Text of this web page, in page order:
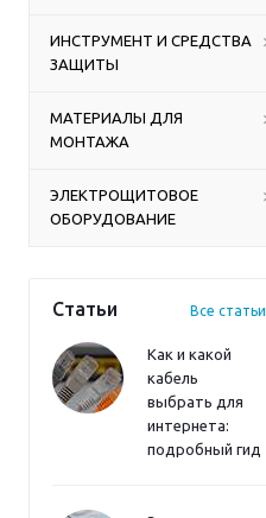
ИНСТРУМЕНТ И СРЕДСТВА
ЗАЩИТЫ
МАТЕРИАЛЫ ДЛЯ
МОНТАЖА
ЭЛЕКТРОЩИТОВОЕ
ОБОРУДОВАНИЕ
Статьи Все статьи
Как и какой
кабель
выбрать для
интернета:
подробный гид